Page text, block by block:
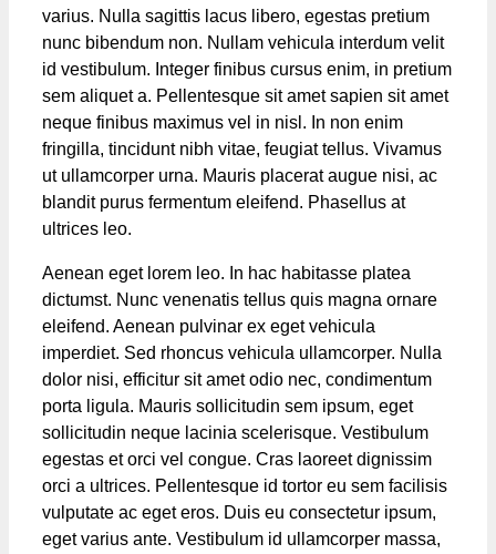
varius. Nulla sagittis lacus libero, egestas pretium
nunc bibendum non. Nullam vehicula interdum velit
id vestibulum. Integer finibus cursus enim, in pretium
sem aliquet a. Pellentesque sit amet sapien sit amet
neque finibus maximus vel in nisl. In non enim
fringilla, tincidunt nibh vitae, feugiat tellus. Vivamus
ut ullamcorper urna. Mauris placerat augue nisi, ac
blandit purus fermentum eleifend. Phasellus at
ultrices leo.
Aenean eget lorem leo. In hac habitasse platea
dictumst. Nunc venenatis tellus quis magna ornare
eleifend. Aenean pulvinar ex eget vehicula
imperdiet. Sed rhoncus vehicula ullamcorper. Nulla
dolor nisi, efficitur sit amet odio nec, condimentum
porta ligula. Mauris sollicitudin sem ipsum, eget
sollicitudin neque lacinia scelerisque. Vestibulum
egestas et orci vel congue. Cras laoreet dignissim
orci a ultrices. Pellentesque id tortor eu sem facilisis
vulputate ac eget eros. Duis eu consectetur ipsum,
eget varius ante. Vestibulum id ullamcorper massa,